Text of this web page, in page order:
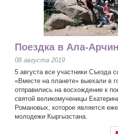
Поездка в Ала-
08 августа 2019
5 августа все участники Съезда
«Вместе на планете» выехали в
отправились на восхождение к
святой великомученицы
Романовых, которое является
молодежи Кыргызстана.